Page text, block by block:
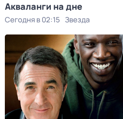
Акваланги на дне
Сегодня в 02:15 Звезда